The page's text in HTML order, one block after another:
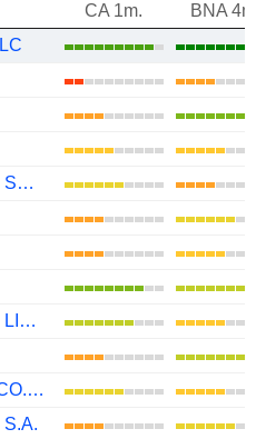
CA 1m.
BNA
TATA CONSULTANCY SERVICES LTD.
HCL TECHNOLOGIES LIMITED
NARI TECHNOLOGY CO., LTD.
S.A.